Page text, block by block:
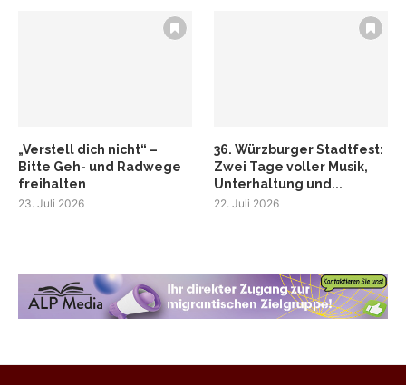
„Verstell dich nicht“ –
Bitte Geh- und Radwege
freihalten
23. Juli 2026
36. Würzburger Stadtfest:
Zwei Tage voller Musik,
Unterhaltung und...
22. Juli 2026